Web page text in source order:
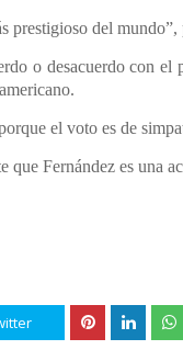
prestigioso del mundo”,
o desacuerdo con
el voto es de
que Fernández es una